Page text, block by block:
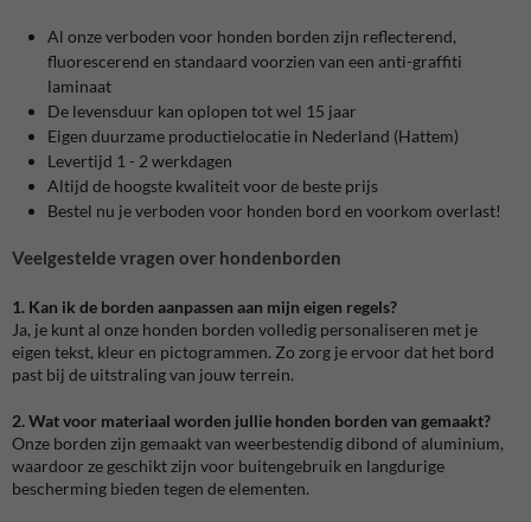
Al onze verboden voor honden borden zijn reflecterend,
fluorescerend en standaard voorzien van een anti-graffiti
laminaat
De levensduur kan oplopen tot wel 15 jaar
Eigen duurzame productielocatie in Nederland (Hattem)
Levertijd 1 - 2 werkdagen
Altijd de hoogste kwaliteit voor de beste prijs
Bestel nu je verboden voor honden bord en voorkom overlast!
Veelgestelde vragen over hondenborden
1. Kan ik de borden aanpassen aan mijn eigen regels?
Ja, je kunt al onze honden borden volledig personaliseren met je
eigen tekst, kleur en pictogrammen. Zo zorg je ervoor dat het bord
past bij de uitstraling van jouw terrein.
2. Wat voor materiaal worden jullie honden borden van gemaakt?
Onze borden zijn gemaakt van weerbestendig dibond of aluminium,
waardoor ze geschikt zijn voor buitengebruik en langdurige
bescherming bieden tegen de elementen.